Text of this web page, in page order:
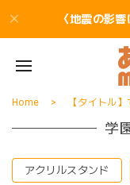
〈地震の影
Home 【タイトル
学
アクリルスタンド